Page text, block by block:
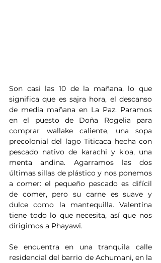
Son casi las 10 de la mañana, lo que
significa que es sajra hora, el descanso
de media mañana en La Paz. Paramos
en el puesto de Doña Rogelia para
comprar wallake caliente, una sopa
precolonial del lago Titicaca hecha con
pescado nativo de karachi y k'oa, una
menta andina. Agarramos las dos
últimas sillas de plástico y nos ponemos
a comer: el pequeño pescado es difícil
de comer, pero su carne es suave y
dulce como la mantequilla. Valentina
tiene todo lo que necesita, así que nos
dirigimos a Phayawi.
Se encuentra en una tranquila calle
residencial del barrio de Achumani, en la